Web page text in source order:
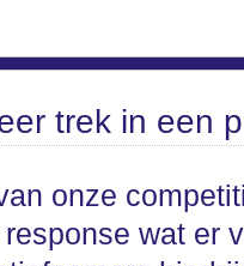
trek in een
onze
wat er